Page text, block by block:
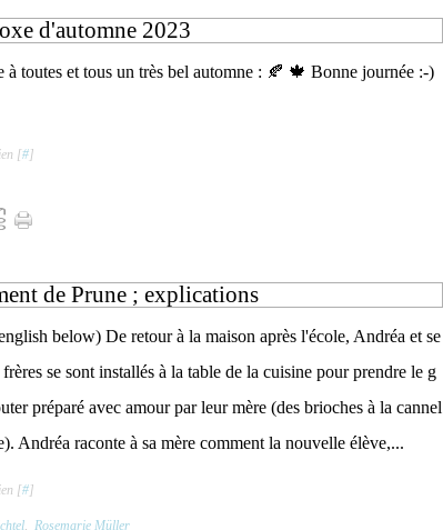
d'automne 2023
à toutes et tous un très bel automne : 🍂 🍁 Bonne journée :-)
[#]
de Prune ; explications
below) De retour à la maison après l'école, Andréa et se
frères se sont installés à la table de la cuisine pour prendre le g
préparé avec amour par leur mère (des brioches à la cannel
Andréa raconte à sa mère comment la nouvelle élève,...
[#]
, Rosemarie Müller